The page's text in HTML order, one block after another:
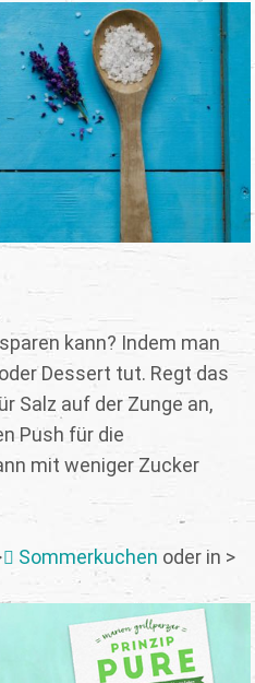
kann? Indem man
Dessert tut. Regt das
Salz auf der Zunge an,
Push für die
mit weniger Zucker
Sommerkuchen oder in >